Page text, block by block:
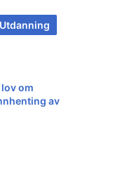
Utdanning
om
av